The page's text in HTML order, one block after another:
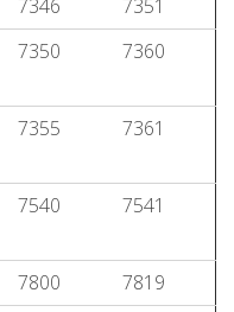
7346
7351
7350 7360
7355 7361
7540 7541
7800
7819